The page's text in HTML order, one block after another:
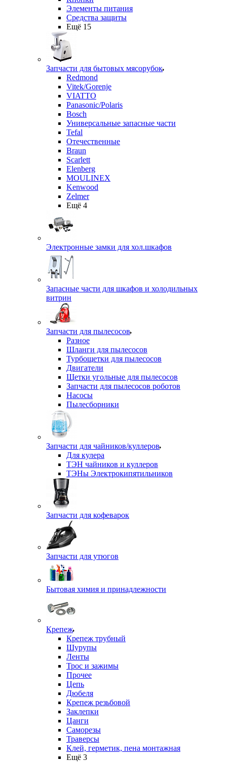
Элементы питания
Средства защиты
Ещё 15
Запчасти для бытовых мясорубок
Redmond
Vitek/Gorenje
VIATTO
Panasonic/Polaris
Bosch
Универсальные запасные части
Tefal
Отечественные
Braun
Scarlett
Elenberg
MOULINEX
Kenwood
Zelmer
Ещё 4
Электронные замки для хол.шкафов
Запасные части для шкафов и холодильных
витрин
Запчасти для пылесосов
Разное
Шланги для пылесосов
Турбощетки для пылесосов
Двигатели
Щетки угольные для пылесосов
Запчасти для пылесосов роботов
Насосы
Пылесборники
Запчасти для чайников/куллеров
Для кулера
ТЭН чайников и куллеров
ТЭНы Электрокипятильников
Запчасти для кофеварок
Запчасти для утюгов
Бытовая химия и принадлежности
Крепеж
Крепеж трубный
Шурупы
Ленты
Трос и зажимы
Прочее
Цепь
Дюбеля
Крепеж резьбовой
Заклепки
Цанги
Саморезы
Траверсы
Клей, герметик, пена монтажная
Ещё 3